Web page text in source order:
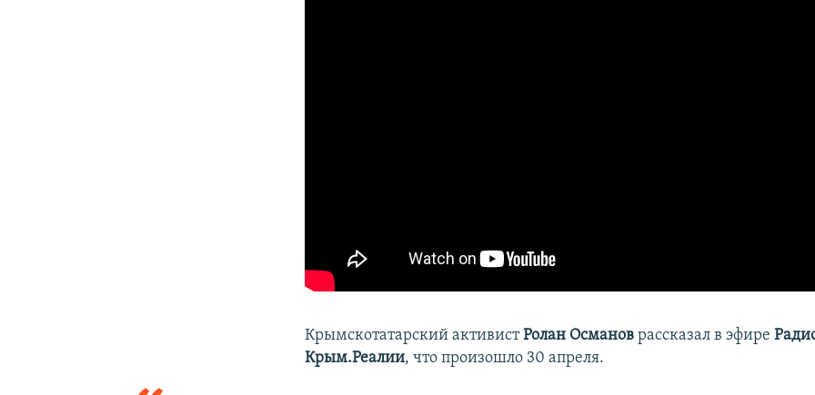
Крымскотатарский активистРолан Османоврассказал в эфире
Крым.Реалии, что произошло 30 апреля.